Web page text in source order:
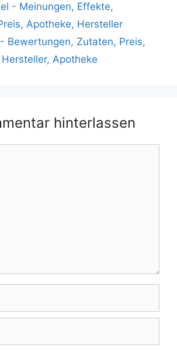
- Meinungen, Effekte,
Apotheke, Hersteller
Bewertungen, Zutaten, Preis,
Apotheke
hinterlassen